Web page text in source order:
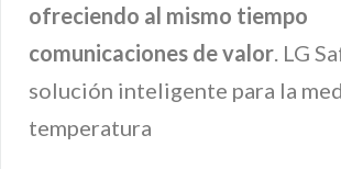
ofreciendo al mismo tiempo
comunicaciones de valor . LG
solución inteligente para la
temperatura